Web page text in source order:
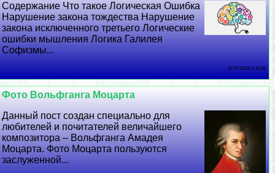
Содержание Что такое Логическая Ошибка
Нарушение закона тождества Нарушение
закона исключенного третьего Логические
ошибки мышления Логика Галилея
Софизмы...
20 07 2026 2:32:56
Фото Вольфганга Моцарта
Данный пост создан специально для
любителей и почитателей величайшего
композитора – Вольфганга Амадея
Моцарта. Фото Моцарта пользуются
заслуженной...